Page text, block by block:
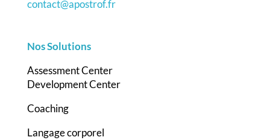
contact@apostrof.fr
Nos Solutions
Assessment Center
Development Center
Coaching
Langage corporel